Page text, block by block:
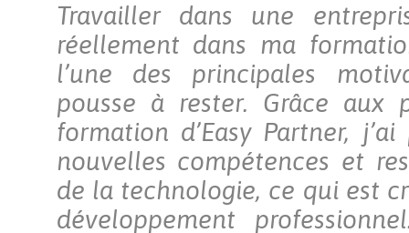
Travailler dans une
réellement dans ma
l’une des principales
pousse à rester. Grâce aux
formation d’Easy Partner,
nouvelles compétences et
de la technologie, ce qui est
développement